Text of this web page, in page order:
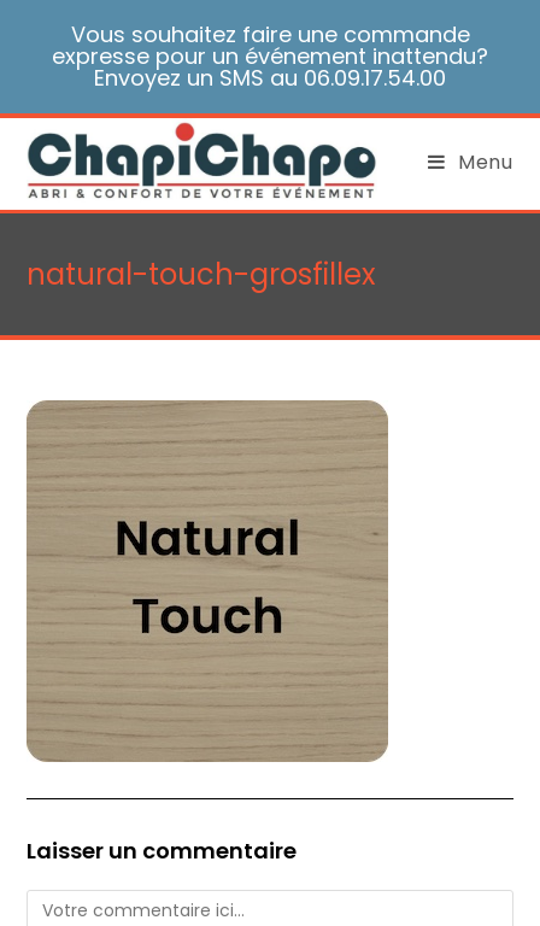
Vous souhaitez faire une commande
expresse pour un événement inattendu?
Envoyez un SMS au 06.09.17.54.00
Menu
natural-touch-grosfillex
Laisser un commentaire
Comment